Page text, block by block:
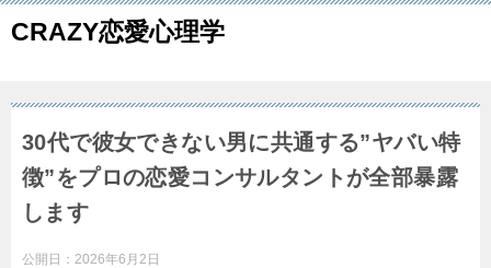
CRAZY恋愛心理学
30代で彼女できない男に共通する”ヤバい特
徴”をプロの恋愛コンサルタントが全部暴露
します
公開日： 2026年6月2日